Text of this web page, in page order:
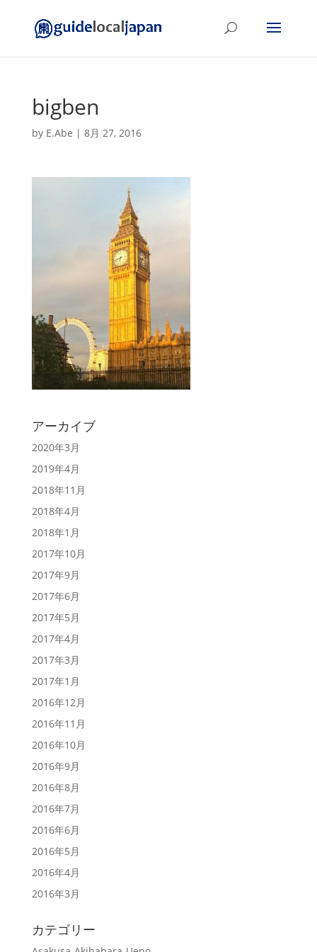
bigben
by E.Abe | 8月 27, 2016
アーカイブ
2020年3月
2019年4月
2018年11月
2018年4月
2018年1月
2017年10月
2017年9月
2017年6月
2017年5月
2017年4月
2017年3月
2017年1月
2016年12月
2016年11月
2016年10月
2016年9月
2016年8月
2016年7月
2016年6月
2016年5月
2016年4月
2016年3月
カテゴリー